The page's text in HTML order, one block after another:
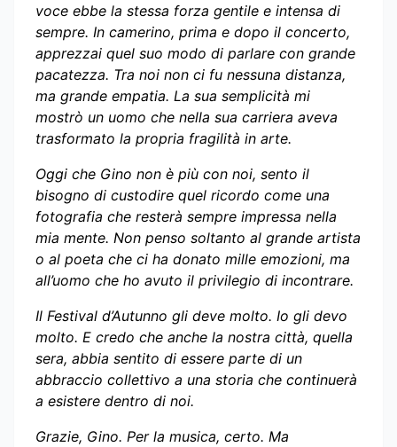
voce ebbe la stessa forza gentile e intensa di
sempre. In camerino, prima e dopo il concerto,
apprezzai quel suo modo di parlare con grande
pacatezza. Tra noi non ci fu nessuna distanza,
ma grande empatia. La sua semplicità mi
mostrò un uomo che nella sua carriera aveva
trasformato la propria fragilità in arte.
Oggi che Gino non è più con noi, sento il
bisogno di custodire quel ricordo come una
fotografia che resterà sempre impressa nella
mia mente. Non penso soltanto al grande artista
o al poeta che ci ha donato mille emozioni, ma
all’uomo che ho avuto il privilegio di incontrare.
Il Festival d’Autunno gli deve molto. Io gli devo
molto. E credo che anche la nostra città, quella
sera, abbia sentito di essere parte di un
abbraccio collettivo a una storia che continuerà
a esistere dentro di noi.
Grazie, Gino. Per la musica, certo. Ma